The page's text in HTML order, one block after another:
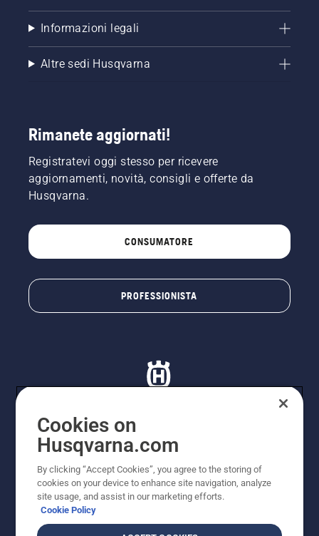
Informazioni legali
Altre sedi Husqvarna
Rimanete aggiornati!
Registratevi oggi stesso per ricevere
aggiornamenti, novità, consigli e offerte da
Husqvarna.
CONSUMATORE
PROFESSIONISTA
© Husqvarna AB (publ). Tutti i diritti riservati. I prezzi
Husqvarna Schweiz AG per i rivenditori specializzati
aderenti all’iniziativa, prezzi in CHF comprensivi di IVA
all’ 8,1% e TRA. Con riserva di modifica. Tutti i prezzi
indicati sono prezzi al dettaglio consigliati (IVA inclusa),
a meno che il prodotto non sia disponibile per l'acquisto
Cookies on
Husqvarna.com
By clicking “Accept Cookies”, you agree to the storing of
cookies on your device to enhance site navigation, analyze
site usage, and assist in our marketing efforts.
Cookie Policy